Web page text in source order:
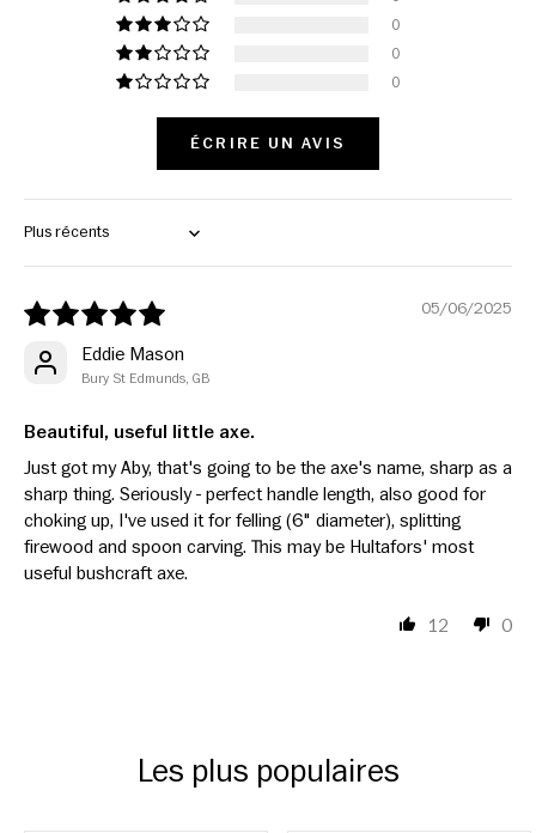
0
0
0
ÉCRIRE UN AVIS
Sort by
05/06/2025
Eddie Mason
Bury St Edmunds, GB
Beautiful, useful little axe.
Just got my Aby, that's going to be the axe's name, sharp as a
sharp thing. Seriously - perfect handle length, also good for
choking up, I've used it for felling (6" diameter), splitting
firewood and spoon carving. This may be Hultafors' most
useful bushcraft axe.
12 0
Les plus populaires